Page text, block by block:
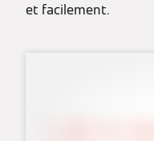
et facilement.